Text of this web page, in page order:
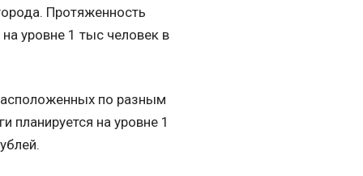
Протяженность
уровне 1 тыс человек в
по разным
планируется на уровне 1